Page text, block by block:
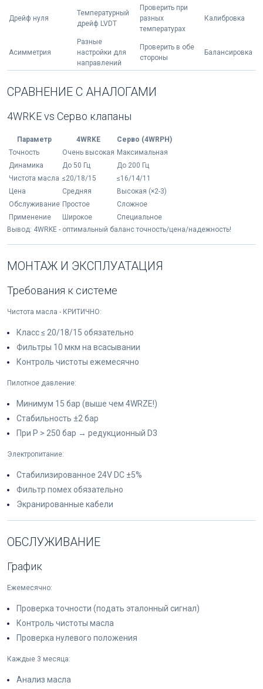
Дрейф нуля
Температурный
дрейф LVDT
Проверить при
разных
температурах
Калибровка
Асимметрия
Разные
настройки для
направлений
Проверить в обе
стороны
Балансировка
СРАВНЕНИЕ С АНАЛОГАМИ
4WRKE vs Серво клапаны
Параметр 4WRKE
Серво (4WRPH)
Точность
Очень высокая Максимальная
Динамика
До 50 Гц
До 200 Гц
Чистота масла ≤20/18/15
≤16/14/11
Цена
Средняя
Высокая (×2-3)
Обслуживание Простое
Сложное
Применение
Широкое
Специальное
Вывод: 4WRKE - оптимальный баланс точность/цена/надежность!
МОНТАЖ И ЭКСПЛУАТАЦИЯ
Требования к системе
Чистота масла - КРИТИЧНО:
Класс ≤ 20/18/15 обязательно
Фильтры 10 мкм на всасывании
Контроль чистоты ежемесячно
Пилотное давление:
Минимум 15 бар (выше чем 4WRZE!)
Стабильность ±2 бар
При P > 250 бар → редукционный D3
Электропитание:
Стабилизированное 24V DC ±5%
Фильтр помех обязательно
Экранированные кабели
ОБСЛУЖИВАНИЕ
График
Ежемесячно:
Проверка точности (подать эталонный сигнал)
Контроль чистоты масла
Проверка нулевого положения
Каждые 3 месяца:
Анализ масла